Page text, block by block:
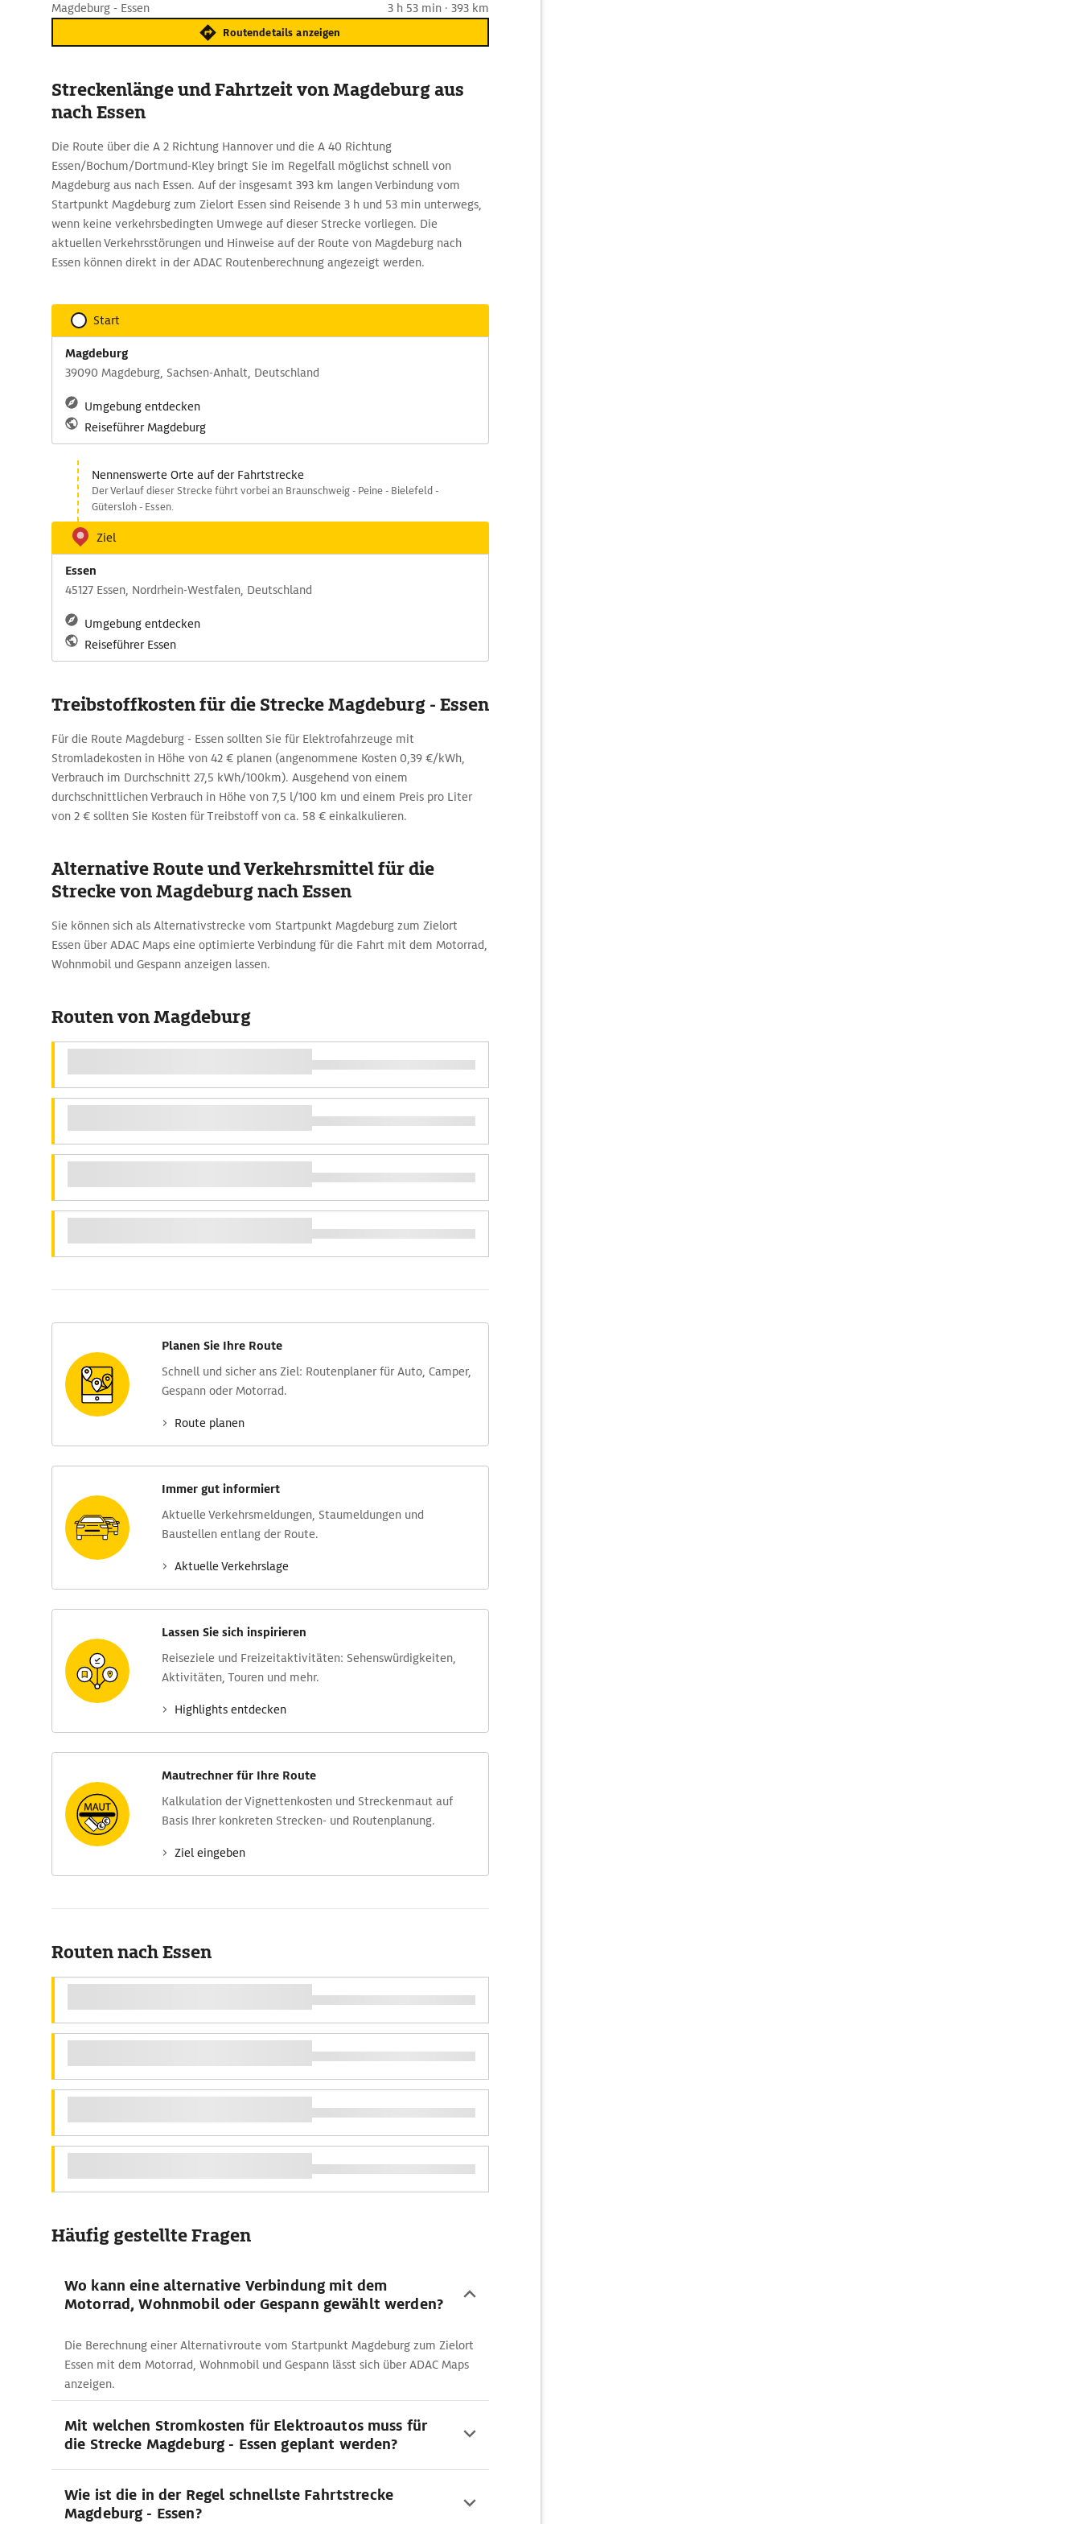
Magdeburg - Essen 3 h 53 min · 393 km
Routendetails anzeigen
Streckenlänge und Fahrtzeit von Magdeburg aus
nach Essen
Die Route über die A 2 Richtung Hannover und die A 40 Richtung
Essen/Bochum/Dortmund-Kley bringt Sie im Regelfall möglichst schnell von
Magdeburg aus nach Essen. Auf der insgesamt 393 km langen Verbindung vom
Startpunkt Magdeburg zum Zielort Essen sind Reisende 3 h und 53 min unterwegs,
wenn keine verkehrsbedingten Umwege auf dieser Strecke vorliegen. Die
aktuellen Verkehrsstörungen und Hinweise auf der Route von Magdeburg nach
Essen können direkt in der ADAC Routenberechnung angezeigt werden.
Start
Magdeburg
39090 Magdeburg, Sachsen-Anhalt, Deutschland
Umgebung entdecken
Reiseführer Magdeburg
Nennenswerte Orte auf der Fahrtstrecke
Der Verlauf dieser Strecke führt vorbei an Braunschweig - Peine - Bielefeld -
Gütersloh - Essen.
Ziel
Essen
45127 Essen, Nordrhein-Westfalen, Deutschland
Umgebung entdecken
Reiseführer Essen
Treibstoffkosten für die Strecke Magdeburg - Essen
Für die Route Magdeburg - Essen sollten Sie für Elektrofahrzeuge mit
Stromladekosten in Höhe von 42 € planen (angenommene Kosten 0,39 €/kWh,
Verbrauch im Durchschnitt 27,5 kWh/100km). Ausgehend von einem
durchschnittlichen Verbrauch in Höhe von 7,5 l/100 km und einem Preis pro Liter
von 2 € sollten Sie Kosten für Treibstoff von ca. 58 € einkalkulieren.
Alternative Route und Verkehrsmittel für die
Strecke von Magdeburg nach Essen
Sie können sich als Alternativstrecke vom Startpunkt Magdeburg zum Zielort
Essen über ADAC Maps eine optimierte Verbindung für die Fahrt mit dem Motorrad,
Wohnmobil und Gespann anzeigen lassen.
Routen von Magdeburg
Planen Sie Ihre Route
Schnell und sicher ans Ziel: Routen­planer für Auto, Camper,
Gespann oder Motorrad.
Route planen
Immer gut informiert
Aktuelle Verkehrs­meldungen, Stau­meldungen und
Baustellen entlang der Route.
Aktuelle Verkehrs­lage
Lassen Sie sich inspirieren
Reise­ziele und Freizeit­aktivitäten: Sehens­würdig­keiten,
Aktivitäten, Touren und mehr.
Highlights entdecken
Mautrechner für Ihre Route
Kalkulation der Vignettenkosten und Streckenmaut auf
Basis Ihrer konkreten Strecken- und Routenplanung.
Ziel eingeben
Routen nach Essen
Häufig gestellte Fragen
Wo kann eine alternative Verbindung mit dem
Motorrad, Wohnmobil oder Gespann gewählt werden?
Die Berechnung einer Alternativroute vom Startpunkt Magdeburg zum Zielort
Essen mit dem Motorrad, Wohnmobil und Gespann lässt sich über ADAC Maps
anzeigen.
Mit welchen Stromkosten für Elektroautos muss für
die Strecke Magdeburg - Essen geplant werden?
Wie ist die in der Regel schnellste Fahrtstrecke
Magdeburg - Essen?